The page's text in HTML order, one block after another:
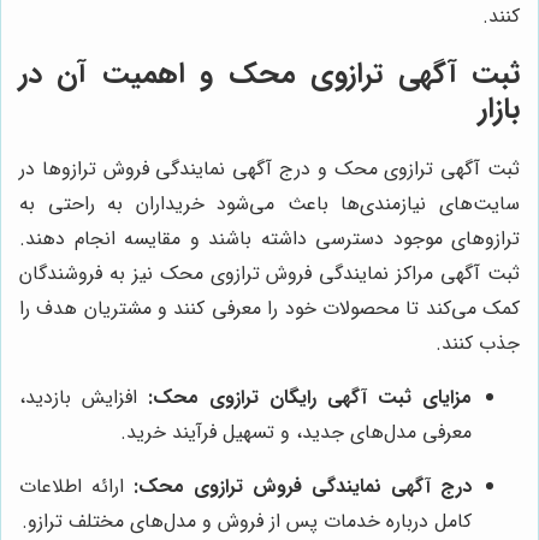
کنند.
ثبت آگهی ترازوی محک و اهمیت آن در
بازار
ثبت آگهی ترازوی محک و درج آگهی نمایندگی فروش ترازوها در
سایت‌های نیازمندی‌ها باعث می‌شود خریداران به راحتی به
ترازوهای موجود دسترسی داشته باشند و مقایسه انجام دهند.
ثبت آگهی مراکز نمایندگی فروش ترازوی محک نیز به فروشندگان
کمک می‌کند تا محصولات خود را معرفی کنند و مشتریان هدف را
جذب کنند.
مزایای ثبت آگهی رایگان ترازوی محک: افزایش بازدید،
معرفی مدل‌های جدید، و تسهیل فرآیند خرید.
درج آگهی نمایندگی فروش ترازوی محک: ارائه اطلاعات
کامل درباره خدمات پس از فروش و مدل‌های مختلف ترازو.